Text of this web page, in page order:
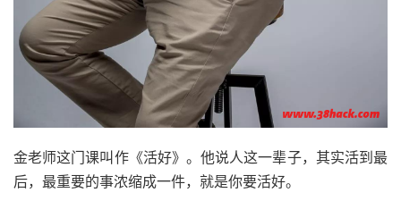
金老师这门课叫作《活好》。他说人这一辈子，其实活到最
后，最重要的事浓缩成一件，就是你要活好。